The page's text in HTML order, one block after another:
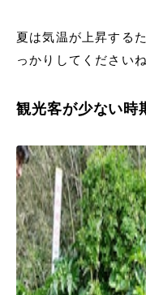
夏は気温が上昇する
っかりしてくださいね
観光客が少ない